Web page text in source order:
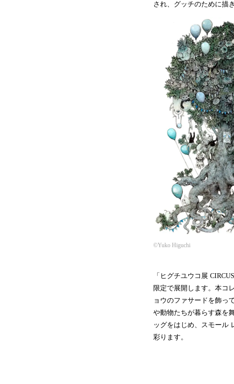
され、グッチのために描
©Yuko Higuchi
「ヒグチユウコ展
限定で展開します。本コ
ョウのファサードを飾っ
や動物たちが暮らす森を
ッグをはじめ、スモール
彩ります。